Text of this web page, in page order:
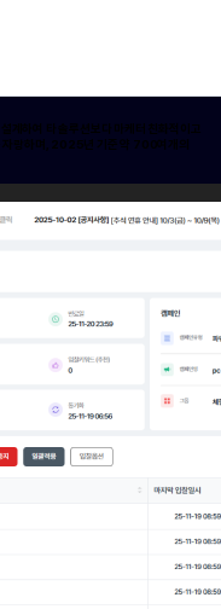
계하여 타 솔루션보다 마케터 친화적이고
자랑하며, 2025년 기준 약 700여개의